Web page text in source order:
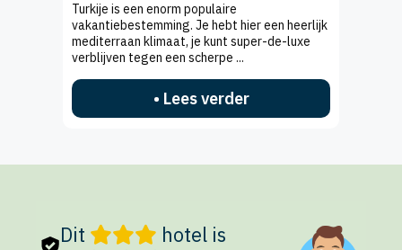
Turkije is een enorm populaire
vakantiebestemming. Je hebt hier een heerlijk
mediterraan klimaat, je kunt super-de-luxe
verblijven tegen een scherpe ...
• Lees verder
Dit
hotel is